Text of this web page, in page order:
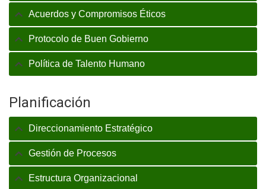
Acuerdos y Compromisos Éticos
Protocolo de Buen Gobierno
Política de Talento Humano
Planificación
Direccionamiento Estratégico
Gestión de Procesos
Estructura Organizacional